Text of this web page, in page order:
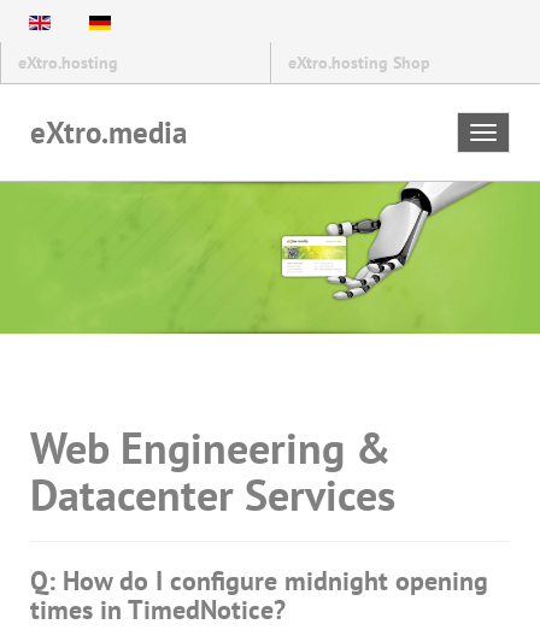
eXtro.hosting eXtro.hosting Shop
Toggle
eXtro.media
Web Engineering &
Datacenter Services
Q: How do I configure midnight opening
times in TimedNotice?